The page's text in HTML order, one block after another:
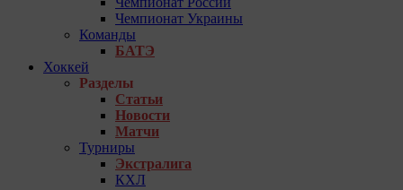
Чемпионат Украины
Команды
БАТЭ
Хоккей
Разделы
Статьи
Новости
Матчи
Турниры
Экстралига
КХЛ